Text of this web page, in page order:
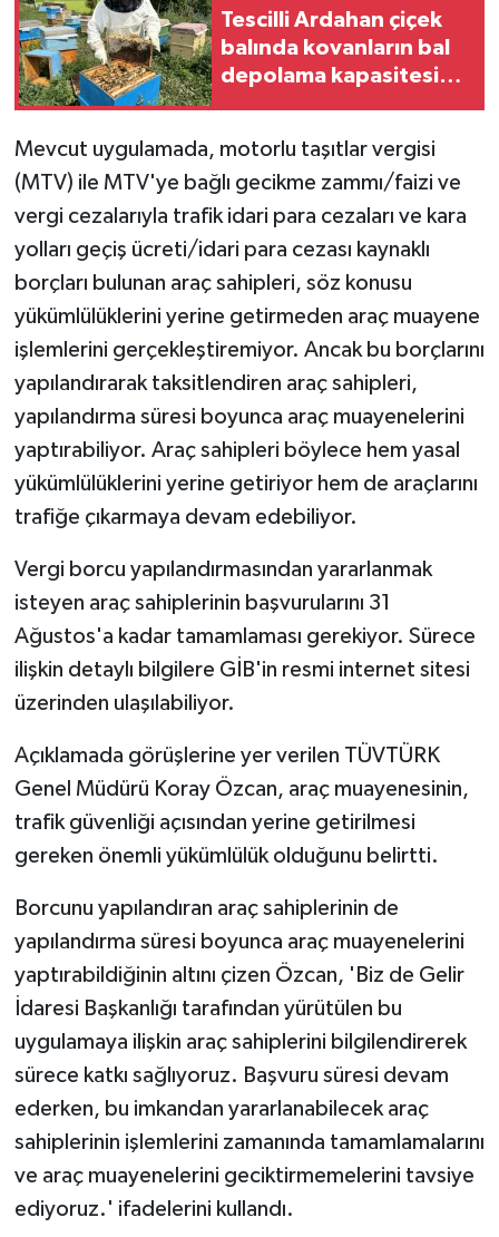
Tescilli Ardahan çiçek
balında kovanların bal
depolama kapasitesi
Mevcut uygulamada, motorlu taşıtlar vergisi
(MTV) ile MTV'ye bağlı gecikme zammı/faizi ve
vergi cezalarıyla trafik idari para cezaları ve kara
yolları geçiş ücreti/idari para cezası kaynaklı
borçları bulunan araç sahipleri, söz konusu
yükümlülüklerini yerine getirmeden araç muayene
işlemlerini gerçekleştiremiyor. Ancak bu borçlarını
yapılandırarak taksitlendiren araç sahipleri,
yapılandırma süresi boyunca araç muayenelerini
yaptırabiliyor. Araç sahipleri böylece hem yasal
yükümlülüklerini yerine getiriyor hem de araçlarını
trafiğe çıkarmaya devam edebiliyor.
Vergi borcu yapılandırmasından yararlanmak
isteyen araç sahiplerinin başvurularını 31
Ağustos'a kadar tamamlaması gerekiyor. Sürece
ilişkin detaylı bilgilere GİB'in resmi internet sitesi
üzerinden ulaşılabiliyor.
Açıklamada görüşlerine yer verilen TÜVTÜRK
Genel Müdürü Koray Özcan, araç muayenesinin,
trafik güvenliği açısından yerine getirilmesi
gereken önemli yükümlülük olduğunu belirtti.
Borcunu yapılandıran araç sahiplerinin de
yapılandırma süresi boyunca araç muayenelerini
yaptırabildiğinin altını çizen Özcan, 'Biz de Gelir
İdaresi Başkanlığı tarafından yürütülen bu
uygulamaya ilişkin araç sahiplerini bilgilendirerek
sürece katkı sağlıyoruz. Başvuru süresi devam
ederken, bu imkandan yararlanabilecek araç
sahiplerinin işlemlerini zamanında tamamlamalarını
ve araç muayenelerini geciktirmemelerini tavsiye
ediyoruz.' ifadelerini kullandı.